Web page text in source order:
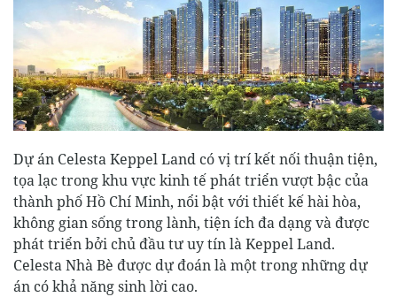
Dự án Celesta Keppel Land có vị trí kết nối thuận tiện,
tọa lạc trong khu vực kinh tế phát triển vượt bậc của
thành phố Hồ Chí Minh, nổi bật với thiết kế hài hòa,
không gian sống trong lành, tiện ích đa dạng và được
phát triển bởi chủ đầu tư uy tín là Keppel Land.
Celesta Nhà Bè được dự đoán là một trong những dự
án có khả năng sinh lời cao.